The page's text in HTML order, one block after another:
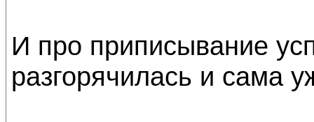
И про приписывание
разгорячилась и сама